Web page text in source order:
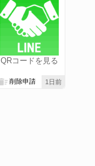
QRコードを見る
1日前
削除申請